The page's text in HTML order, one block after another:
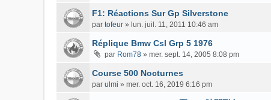
F1: Réactions Sur Gp Silverstone
par tofeur » lun. juil. 11, 2011 10:46 am
Réplique Bmw Csl Grp 5 1976
par Rom78 » mer. sept. 14, 2005 8:08 pm
Course 500 Nocturnes
par ulmi » mer. oct. 16, 2019 6:16 pm